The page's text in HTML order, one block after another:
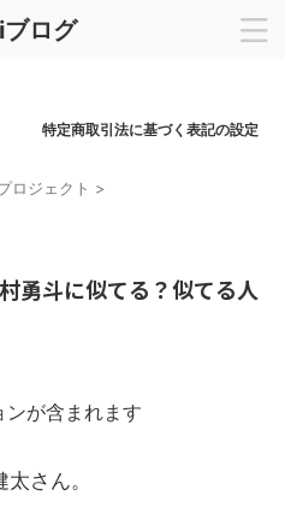
ログ
特定商取引法に基づく表記の設定
ロジェクト >
勇斗に似てる？似てる人
が含まれます
さん。